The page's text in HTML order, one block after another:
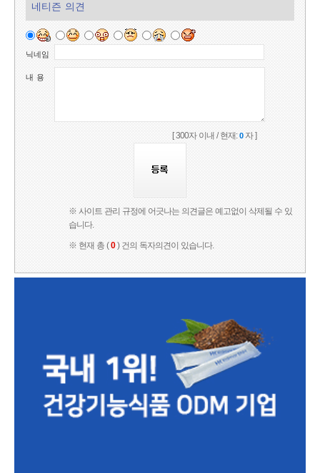
네티즌 의견
닉네임
내 용
[ 300자 이내 / 현재:0자 ]
※ 사이트 관리 규정에 어긋나는 의견글은 예고없이 삭제될 수 있
습니다.
※ 현재 총 (0) 건의 독자의견이 있습니다.